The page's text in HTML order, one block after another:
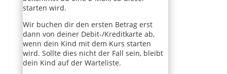
starten wird.
Wir buchen dir den ersten Betrag erst
dann von deiner Debit-/Kreditkarte ab,
wenn dein Kind mit dem Kurs starten
wird. Sollte dies nicht der Fall sein, bleibt
dein Kind auf der Warteliste.